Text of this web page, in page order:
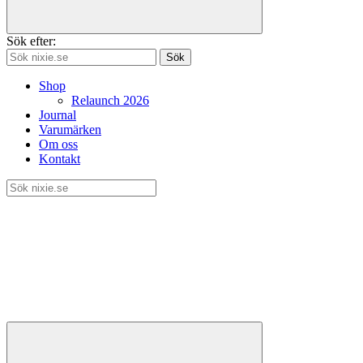
Sök efter:
Sök
Shop
Relaunch 2026
Journal
Varumärken
Om oss
Kontakt